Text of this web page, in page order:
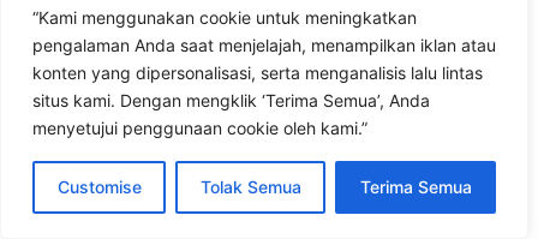
“Kami menggunakan cookie untuk meningkatkan
pengalaman Anda saat menjelajah, menampilkan iklan atau
konten yang dipersonalisasi, serta menganalisis lalu lintas
situs kami. Dengan mengklik ‘Terima Semua’, Anda
menyetujui penggunaan cookie oleh kami.”
Customise Tolak Semua Terima Semua
Swiss/Islandia sebelum keluar ke internet,
menambah lapisan anonimitas), dukungan
hingga 10 perangkat, dan integrasi dengan
layanan Proton lain. Meskipun jumlah server
ProtonVPN (~1,900 server di 60+ negara)
tidak sebanyak NordVPN, jaringan mereka